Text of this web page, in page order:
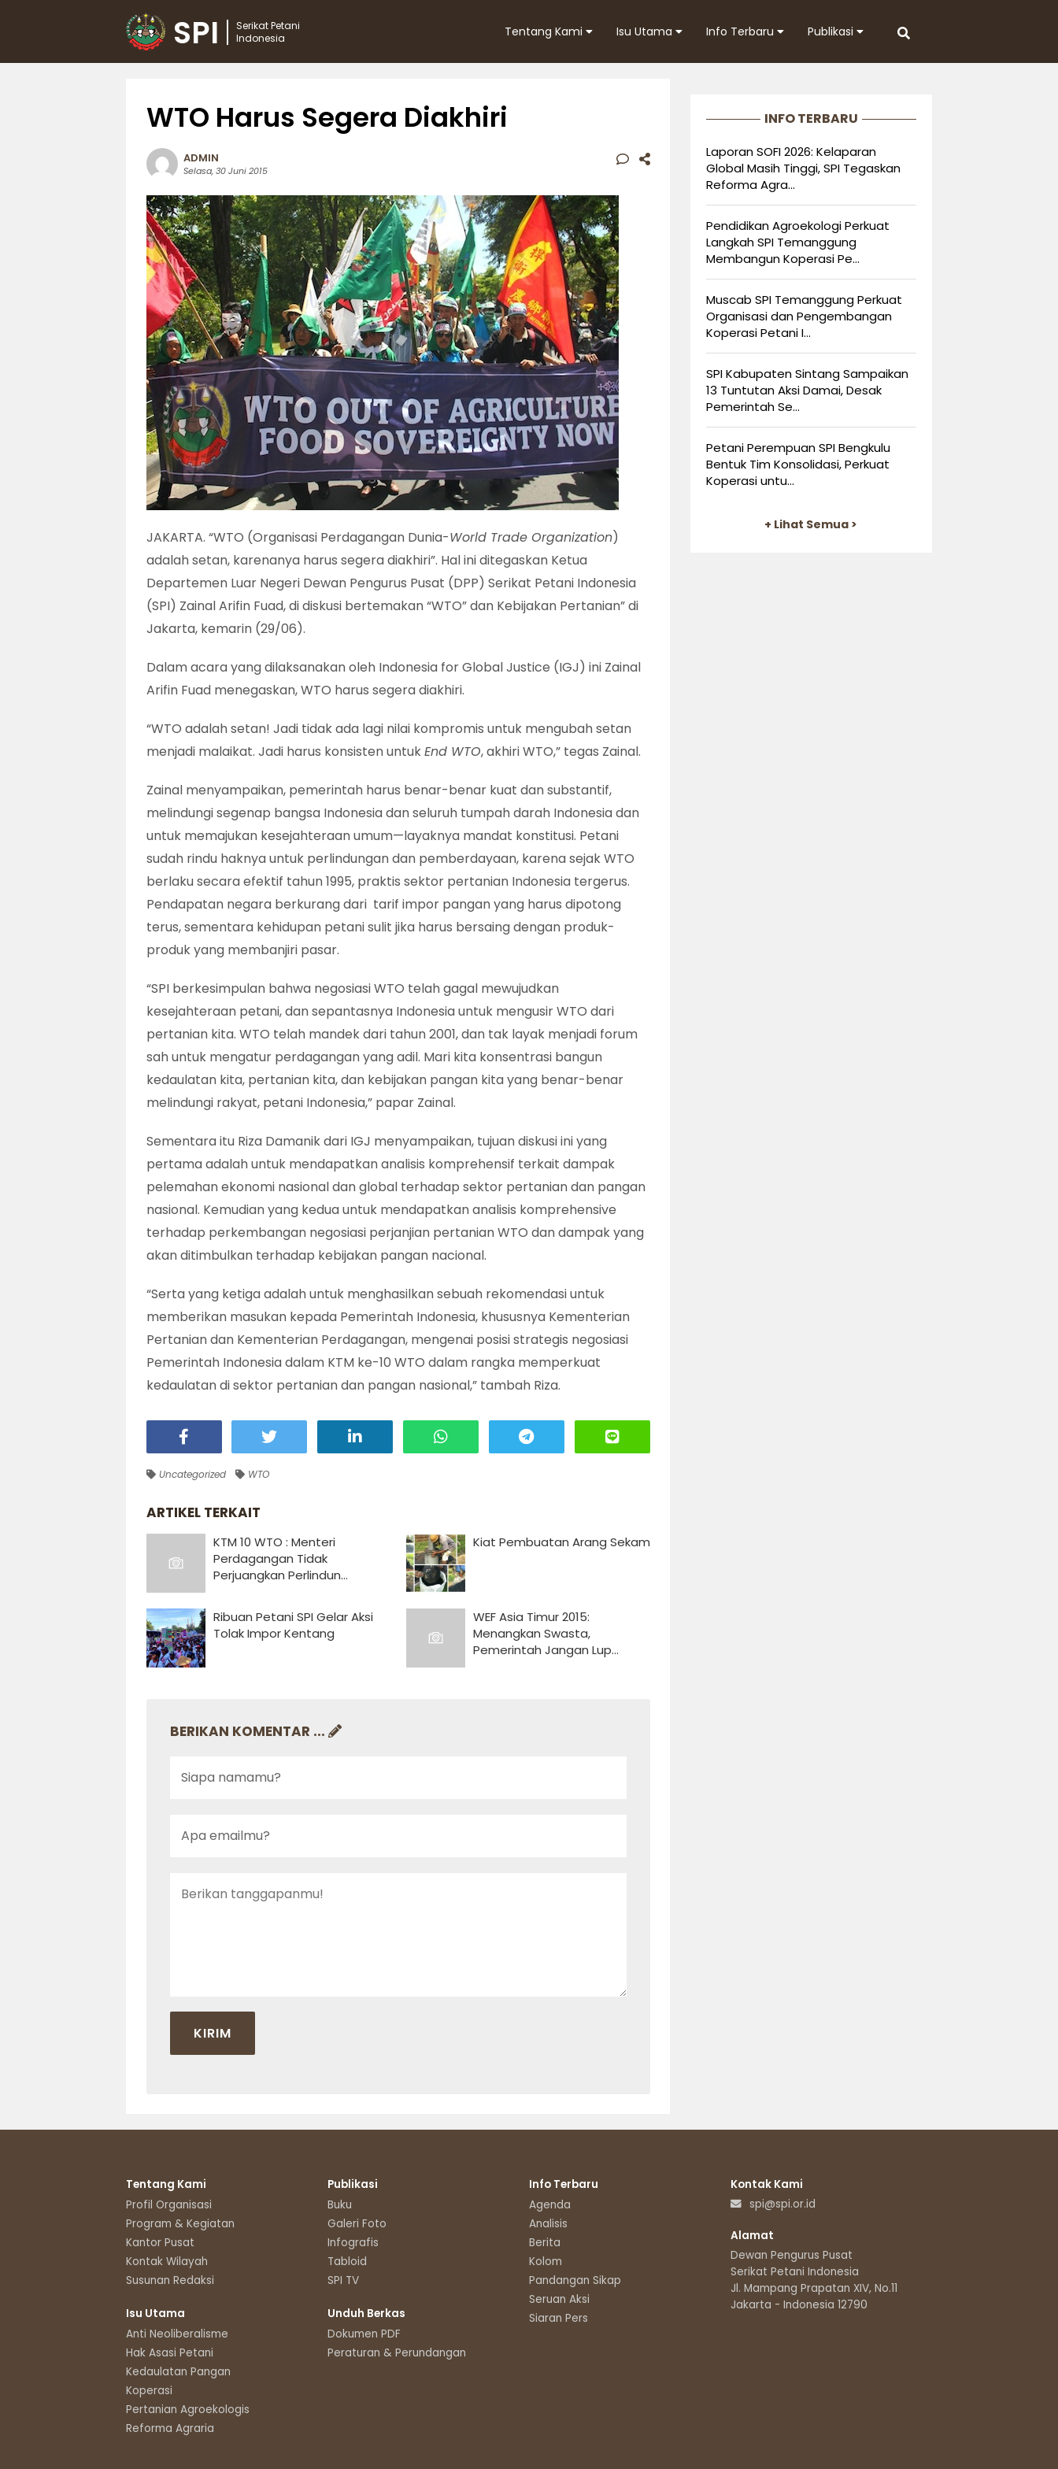
SPI
Serikat Petani
Indonesia
Tentang Kami Isu Utama Info Terbaru Publikasi
WTO Harus Segera Diakhiri
ADMIN
Selasa, 30 Juni 2015
JAKARTA. “WTO (Organisasi Perdagangan Dunia-World Trade Organization)
adalah setan, karenanya harus segera diakhiri”. Hal ini ditegaskan Ketua
Departemen Luar Negeri Dewan Pengurus Pusat (DPP) Serikat Petani Indonesia
(SPI) Zainal Arifin Fuad, di diskusi bertemakan “WTO” dan Kebijakan Pertanian” di
Jakarta, kemarin (29/06).
Dalam acara yang dilaksanakan oleh Indonesia for Global Justice (IGJ) ini Zainal
Arifin Fuad menegaskan, WTO harus segera diakhiri.
“WTO adalah setan! Jadi tidak ada lagi nilai kompromis untuk mengubah setan
menjadi malaikat. Jadi harus konsisten untukEnd WTO, akhiri WTO,” tegas Zainal.
Zainal menyampaikan, pemerintah harus benar-benar kuat dan substantif,
melindungi segenap bangsa Indonesia dan seluruh tumpah darah Indonesia dan
untuk memajukan kesejahteraan umum—layaknya mandat konstitusi. Petani
sudah rindu haknya untuk perlindungan dan pemberdayaan, karena sejak WTO
berlaku secara efektif tahun 1995, praktis sektor pertanian Indonesia tergerus.
Pendapatan negara berkurang dari tarif impor pangan yang harus dipotong
terus, sementara kehidupan petani sulit jika harus bersaing dengan produk-
produk yang membanjiri pasar.
“SPI berkesimpulan bahwa negosiasi WTO telah gagal mewujudkan
kesejahteraan petani, dan sepantasnya Indonesia untuk mengusir WTO dari
pertanian kita. WTO telah mandek dari tahun 2001, dan tak layak menjadi forum
sah untuk mengatur perdagangan yang adil. Mari kita konsentrasi bangun
kedaulatan kita, pertanian kita, dan kebijakan pangan kita yang benar-benar
melindungi rakyat, petani Indonesia,” papar Zainal.
Sementara itu Riza Damanik dari IGJ menyampaikan, tujuan diskusi ini yang
pertama adalah untuk mendapatkan analisis komprehensif terkait dampak
pelemahan ekonomi nasional dan global terhadap sektor pertanian dan pangan
nasional. Kemudian yang kedua untuk mendapatkan analisis komprehensive
terhadap perkembangan negosiasi perjanjian pertanian WTO dan dampak yang
akan ditimbulkan terhadap kebijakan pangan nacional.
“Serta yang ketiga adalah untuk menghasilkan sebuah rekomendasi untuk
memberikan masukan kepada Pemerintah Indonesia, khususnya Kementerian
Pertanian dan Kementerian Perdagangan, mengenai posisi strategis negosiasi
Pemerintah Indonesia dalam KTM ke-10 WTO dalam rangka memperkuat
kedaulatan di sektor pertanian dan pangan nasional,” tambah Riza.
Uncategorized WTO
ARTIKEL TERKAIT
KTM 10 WTO : Menteri
Perdagangan Tidak
Perjuangkan Perlindun...
Ribuan Petani SPI Gelar Aksi
Tolak Impor Kentang
Kiat Pembuatan Arang Sekam
WEF Asia Timur 2015:
Menangkan Swasta,
Pemerintah Jangan Lup...
BERIKAN KOMENTAR ...
INFO TERBARU
Laporan SOFI 2026: Kelaparan
Global Masih Tinggi, SPI Tegaskan
Reforma Agra...
Pendidikan Agroekologi Perkuat
Langkah SPI Temanggung
Membangun Koperasi Pe...
Muscab SPI Temanggung Perkuat
Organisasi dan Pengembangan
Koperasi Petani I...
SPI Kabupaten Sintang Sampaikan
13 Tuntutan Aksi Damai, Desak
Pemerintah Se...
Petani Perempuan SPI Bengkulu
Bentuk Tim Konsolidasi, Perkuat
Koperasi untu...
+ Lihat Semua >
Tentang Kami
Profil Organisasi
Program & Kegiatan
Kantor Pusat
Kontak Wilayah
Susunan Redaksi
Isu Utama
Anti Neoliberalisme
Hak Asasi Petani
Kedaulatan Pangan
Koperasi
Pertanian Agroekologis
Reforma Agraria
Publikasi
Buku
Galeri Foto
Infografis
Tabloid
SPI TV
Unduh Berkas
Dokumen PDF
Peraturan & Perundangan
Info Terbaru
Agenda
Analisis
Berita
Kolom
Pandangan Sikap
Seruan Aksi
Siaran Pers
Kontak Kami
spi@spi.or.id
Alamat
Dewan Pengurus Pusat
Serikat Petani Indonesia
Jl. Mampang Prapatan XIV, No.11
Jakarta - Indonesia 12790